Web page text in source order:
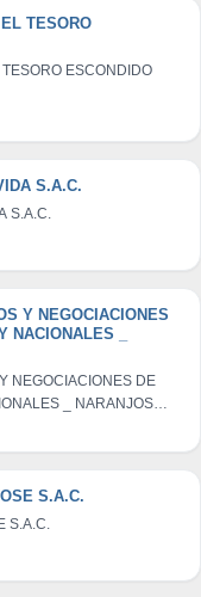
TESORO
ESCONDIDO
S.A.C.
S.A.C.
Y NEGOCIACIONES
NACIONALES _
NEGOCIACIONES DE
_ NARANJOS
S.A.C.
S.A.C.